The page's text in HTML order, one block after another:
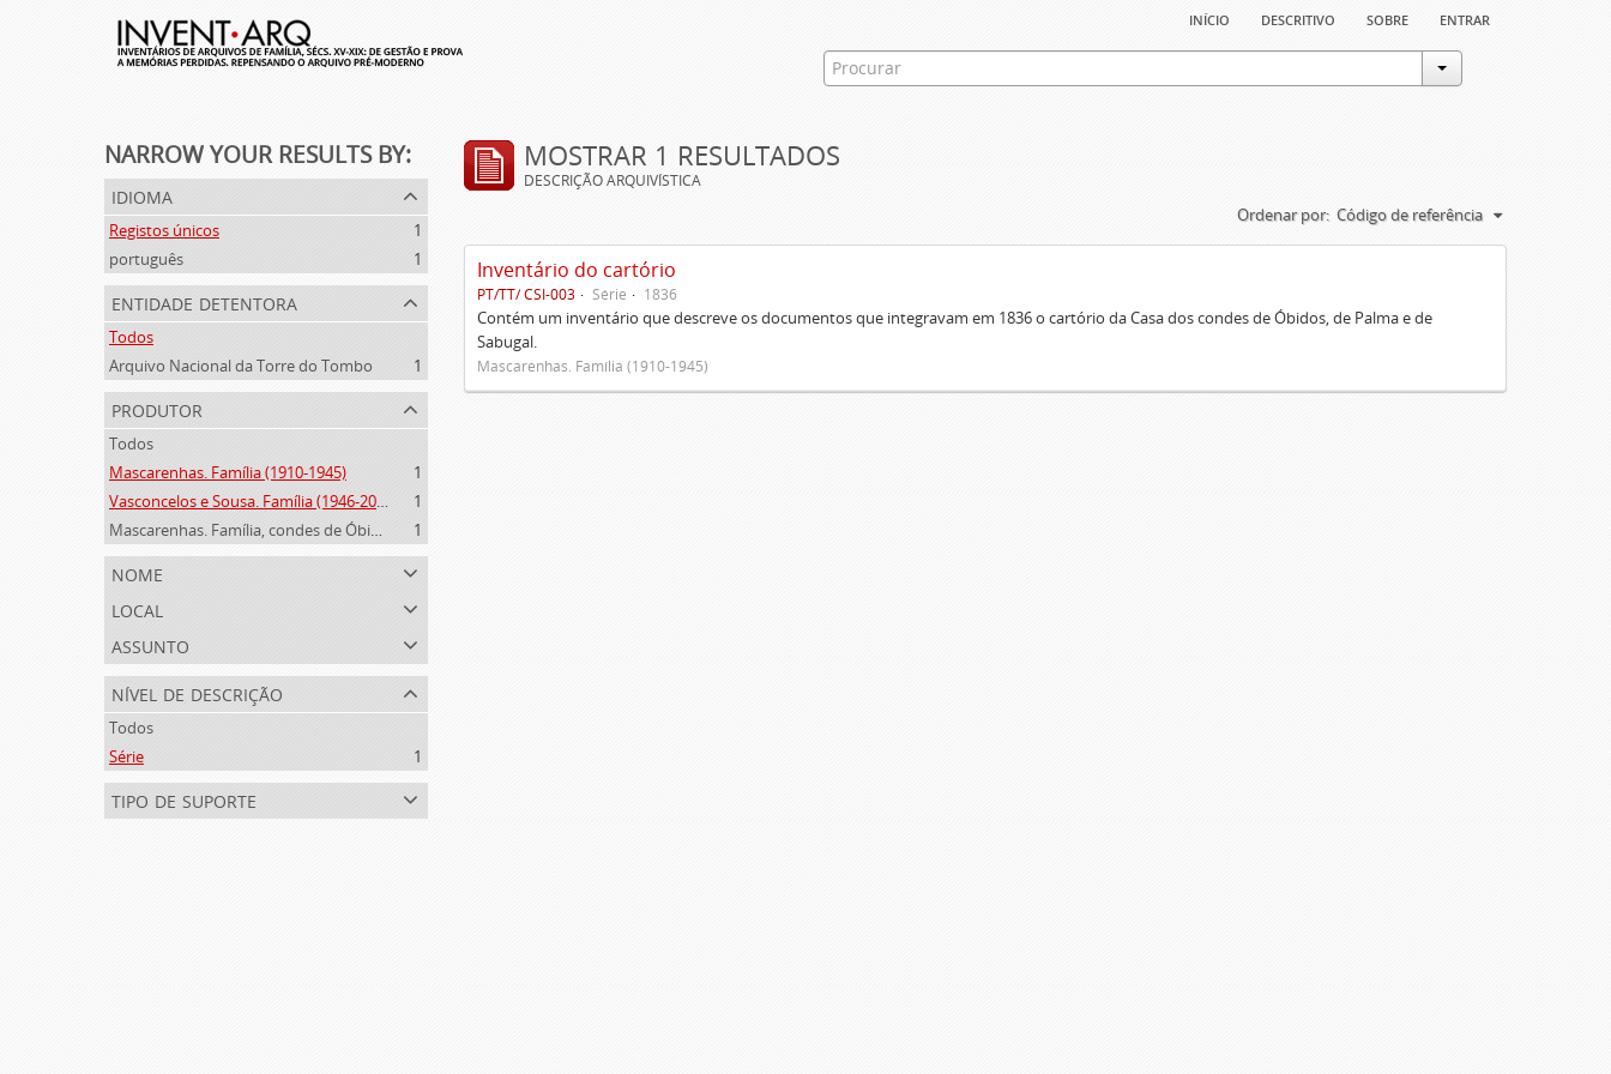
início descritivo sobre entrar
NARROW YOUR RESULTS BY:
idioma
Registos únicos
1
português
1
entidade detentora
Todos
Arquivo Nacional da Torre do Tombo
1
produtor
Todos
Mascarenhas. Família (1910-1945)
1
Vasconcelos e Sousa. Família (1946-2006)
1
Mascarenhas. Família, condes de Óbidos, Palma e Sabugal (1669-1910)
1
nome
local
assunto
nível de descrição
Todos
Série
1
tipo de suporte
MOSTRAR 1 RESULTADOS
DESCRIÇÃO ARQUIVÍSTICA
Ordenar por: Código de referência
Inventário do cartório
PT/TT/ CSI-003 Série 1836
Contém um inventário que descreve os documentos que integravam em 1836 o cartório da Casa dos condes de Óbidos, de Palma e de
Sabugal.
Mascarenhas. Família (1910-1945)